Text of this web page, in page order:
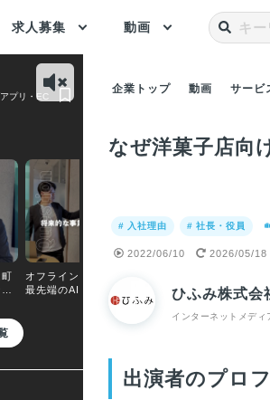
求人募集 動画
プリ・EC
オフラインデータ×
最先端のAI技術によ
り、ID-POSの利活
企業トップ 動画 サービ
なぜ洋菓子店向
# 入社理由 # 社長・役員
2022/06/10 2026/05/18
ひふみ株式会
インターネットメディ
出演者のプロ